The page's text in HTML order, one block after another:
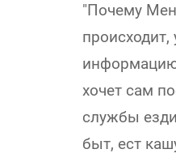
"Почему
информацию
хочет сам
службы
быт, ест